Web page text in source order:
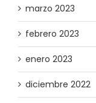
marzo 2023
febrero 2023
enero 2023
diciembre 2022